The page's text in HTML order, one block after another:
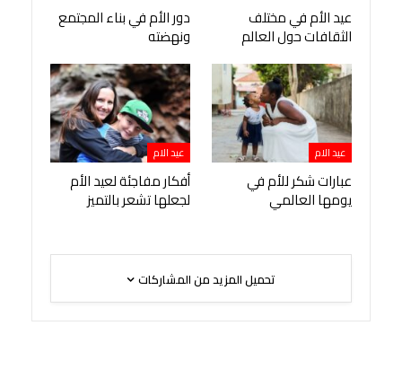
عيد الأم في مختلف
الثقافات حول العالم
دور الأم في بناء المجتمع
ونهضته
عيد الام
عبارات شكر للأم في
يومها العالمي
عيد الام
أفكار مفاجئة لعيد الأم
لجعلها تشعر بالتميز
تحميل المزيد من المشاركات